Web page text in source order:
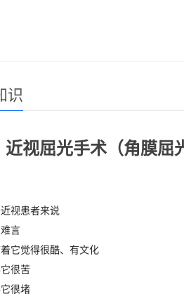
识
近视屈光手术（角膜屈
视患者来说
言
它觉得很酷、有文化
很苦
很堵